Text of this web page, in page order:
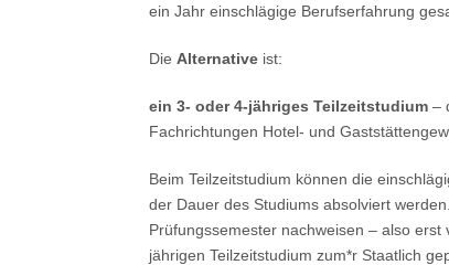
ein Jahr einschlägige Berufserfahrung
Die Alternativeist:
ein 3- oder 4-jähriges Teilzeitstudium–
Fachrichtungen Hotel- und
Beim Teilzeitstudium können die
der Dauer des Studiums absolviert
Prüfungssemester nachweisen – also
jährigen Teilzeitstudium zum*r Staatlich